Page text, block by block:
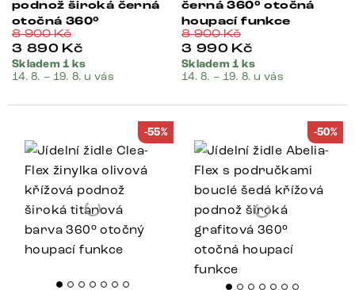
podnož široká černá
otočná 360°
8 900Kč
3 890 Kč
Skladem 1 ks
14. 8. – 19. 8. u vás
černá 360° otočná
houpací funkce
8 900Kč
3 990 Kč
Skladem 1 ks
14. 8. – 19. 8. u vás
-55% -50%